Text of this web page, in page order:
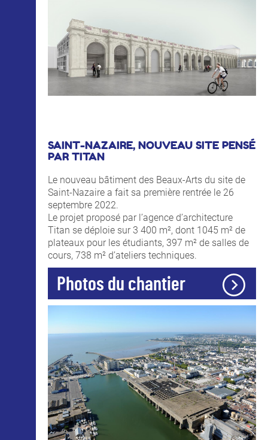
SAINT-NAZAIRE, NOUVEAU SITE PENSÉ
PAR TITAN
Le nouveau bâtiment des Beaux-Arts du site de
Saint-Nazaire a fait sa première rentrée le 26
septembre 2022.
Le projet proposé par l’agence d’architecture
Titan se déploie sur 3 400 m², dont 1045 m² de
plateaux pour les étudiants, 397 m² de salles de
cours, 738 m² d’ateliers techniques.
Photos du chantier